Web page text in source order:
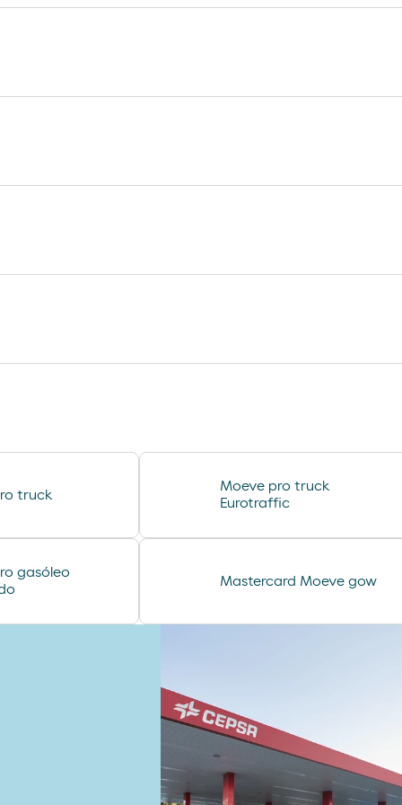
revilla
truck
Moeve pro truck
Eurotraffic
gasóleo
Mastercard Moeve gow